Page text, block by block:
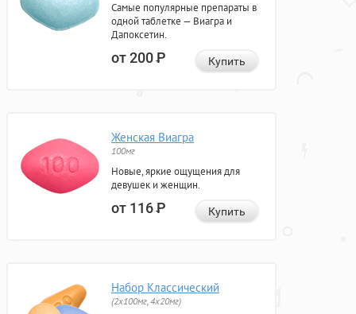
Самые популярные препараты в
одной таблетке — Виагра и
Дапоксетин.
от 200Р Купить
Женская Виагра
100мг
Новые, яркие ощущения для
девушек и женщин.
от 116Р Купить
Набор Классический
(2x100мг, 4x20мг)